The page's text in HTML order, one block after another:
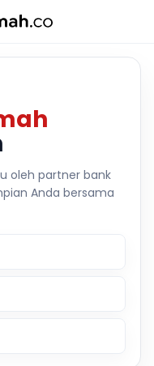
oleh partner bank
Anda bersama